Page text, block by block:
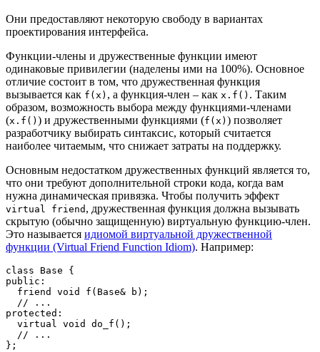
Они предоставляют некоторую свободу в вариантах
проектирования интерфейса.
Функции-члены и дружественные функции имеют
одинаковые привилегии (наделены ими на 100%). Основное
отличие состоит в том, что дружественная функция
вызывается как f(x) , а функция-член – как x.f() . Таким
образом, возможность выбора между функциями-членами
(x.f() ) и дружественными функциями (f(x) ) позволяет
разработчику выбирать синтаксис, который считается
наиболее читаемым, что снижает затраты на поддержку.
Основным недостатком дружественных функций является то,
что они требуют дополнительной строки кода, когда вам
нужна динамическая привязка. Чтобы получить эффект
virtual friend , дружественная функция должна вызывать
скрытую (обычно защищенную) виртуальную функцию-член.
Это называется идиомой виртуальной дружественной
функции (Virtual Friend Function Idiom). Например:
class Base
{
public :
friend
void f ( Base& b ) ;
// ...
protected :
virtual void do_f ( ) ;
// ...
} ;